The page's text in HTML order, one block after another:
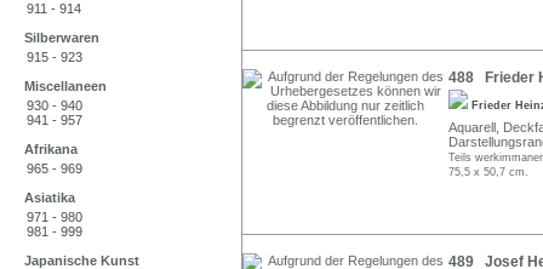
911 - 914
Silberwaren
915 - 923
Miscellaneen
930 - 940
941 - 957
Afrikana
965 - 969
Asiatika
971 - 980
981 - 999
Japanische Kunst
488 Frieder
Frieder
Aquarell,
Teils
75,5 x 50,7 cm.
489 Josef